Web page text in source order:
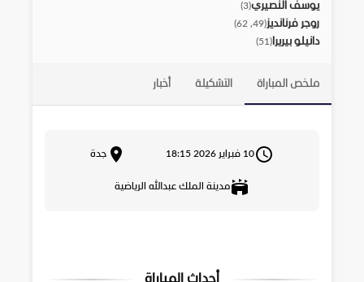
يوسف النصيري(
3
)
روجر فرنانديز(
49, 62
)
دانيلو بيريرا (
51
)
ملخص المباراة التشكيلة أخبار
10 فبراير 2026 18:15 جدة
مدينة الملك عبدالله الرياضية
أحداث المباراة